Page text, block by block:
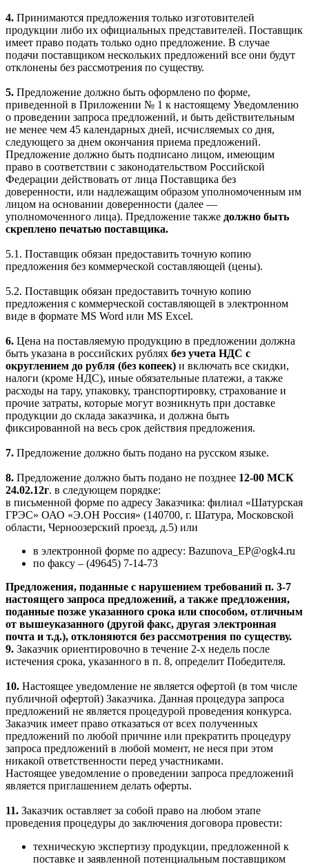
4. Принимаются предложения только изготовителей
продукции либо их официальных представителей. Поставщик
имеет право подать только одно предложение. В случае
подачи поставщиком нескольких предложений все они будут
отклонены без рассмотрения по существу.
5. Предложение должно быть оформлено по форме,
приведенной в Приложении № 1 к настоящему Уведомлению
о проведении запроса предложений, и быть действительным
не менее чем 45 календарных дней, исчисляемых со дня,
следующего за днем окончания приема предложений.
Предложение должно быть подписано лицом, имеющим
право в соответствии с законодательством Российской
Федерации действовать от лица Поставщика без
доверенности, или надлежащим образом уполномоченным им
лицом на основании доверенности (далее —
уполномоченного лица). Предложение также должно быть
скреплено печатью поставщика.
5.1. Поставщик обязан предоставить точную копию
предложения без коммерческой составляющей (цены).
5.2. Поставщик обязан предоставить точную копию
предложения с коммерческой составляющей в электронном
виде в формате MS Word или MS Excel.
6. Цена на поставляемую продукцию в предложении должна
быть указана в российских рублях без учета НДС с
округлением до рубля (без копеек) и включать все скидки,
налоги (кроме НДС), иные обязательные платежи, а также
расходы на тару, упаковку, транспортировку, страхование и
прочие затраты, которые могут возникнуть при доставке
продукции до склада заказчика, и должна быть
фиксированной на весь срок действия предложения.
7. Предложение должно быть подано на русском языке.
8. Предложение должно быть подано не позднее 12-00 МСК
24.02.12г. в следующем порядке:
в письменной форме по адресу Заказчика: филиал «Шатурская
ГРЭС» ОАО «Э.ОН Россия» (140700, г. Шатура, Московской
области, Черноозерский проезд, д.5) или
в электронной форме по адресу: Bazunova EP@ogk4.ru
по факсу – (49645) 7-14-73
Предложения, поданные с нарушением требований п. 3-7
настоящего запроса предложений, а также предложения,
поданные позже указанного срока или способом, отличным
от вышеуказанного (другой факс, другая электронная
почта и т.д.), отклоняются без рассмотрения по существу.
9. Заказчик ориентировочно в течение 2-х недель после
истечения срока, указанного в п. 8, определит Победителя.
10. Настоящее уведомление не является офертой (в том числе
публичной офертой) Заказчика. Данная процедура запроса
предложений не является процедурой проведения конкурса.
Заказчик имеет право отказаться от всех полученных
предложений по любой причине или прекратить процедуру
запроса предложений в любой момент, не неся при этом
никакой ответственности перед участниками.
Настоящее уведомление о проведении запроса предложений
является приглашением делать оферты.
11. Заказчик оставляет за собой право на любом этапе
проведения процедуры до заключения договора провести:
техническую экспертизу продукции, предложенной к
поставке и заявленной потенциальным поставщиком